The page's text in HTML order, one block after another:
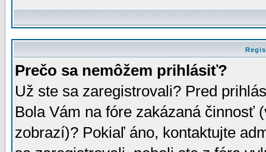
Prečo sa nemôžem prihlásiť?
Už ste sa zaregistrovali? Pred
Bola Vám na fóre zakázaná činnosť
zobrazí)? Pokiaľ áno, kontaktujte